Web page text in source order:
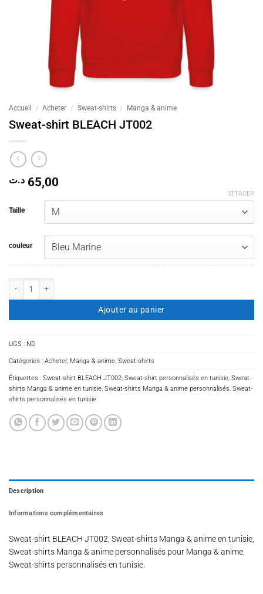
Accueil / Acheter / Sweat-shirts / Manga & anime
Sweat-shirt BLEACH JT002
65,00 د.ت
Taille
couleur
EFFACER
Ajouter au panier
UGS : ND
Catégories : Acheter, Manga & anime, Sweat-shirts
Étiquettes : Sweat-shirt BLEACH JT002, Sweat-shirt personnalisés en tunisie, Sweat-
shirts Manga & anime en tunisie, Sweat-shirts Manga & anime personnalisés, Sweat-
shirts personnalisés en tunisie
Description
Informations complémentaires
Sweat-shirt BLEACH JT002, Sweat-shirts Manga & anime en tunisie,
Sweat-shirts Manga & anime personnalisés pour Manga & anime,
Sweat-shirts personnalisés en tunisie.